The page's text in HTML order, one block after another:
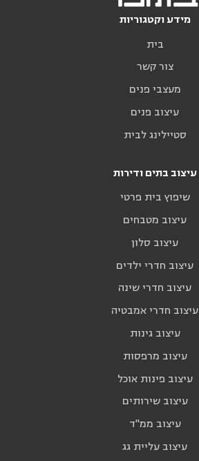
מידע וקטגוריות
בית
צור קשר
מעצבי פנים
עיצוב פנים
סטיילינג לבית
עיצוב בתים ודירות
שיפוץ בית פרטי
עיצוב מטבחים
עיצוב סלון
עיצוב חדרי ילדים
עיצוב חדרי שינה
עיצוב חדרי אמבטיה
עיצוב גינות
עיצוב מרפסות
עיצוב פינות אוכל
עיצוב שירותים
עיצוב ממ"ד
עיצוב עליית גג